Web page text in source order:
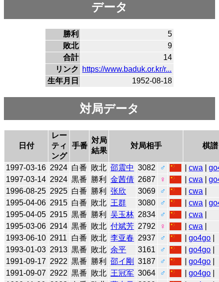
データ
勝利
5
敗北
9
合計
14
リンク
https://www.baduk.or.kr/r...
生年月日
1952-08-18
対局データ
日付
レー
ティ
ング
手番
対局
結果
対局相手 棋譜
1997-03-16 2924 白番 敗北 邵震中 3082 ♂ |cwa |
1997-03-14 2924 黒番 勝利 金茜倩 2687 ♀ |cwa |
1996-08-25 2925 白番 勝利 张欣 3069 ♂ |cwa
1995-04-06 2915 白番 敗北 王群 3080 ♂ |cwa |
1995-04-05 2915 黒番 勝利 吴玉林 2834 ♂ |cwa
1995-03-06 2914 黒番 敗北 付斌芳 2792 ♀ |cwa
1993-06-10 2911 白番 敗北 李亚春 2937 ♂ |go4go
1993-01-03 2913 黒番 敗北 余平 3161 ♂ |go4go
1991-09-17 2922 黒番 勝利 邵イ剛 3187 ♂ |go4go
1991-09-07 2922 黒番 敗北 王冠军 3064 ♂ |go4go